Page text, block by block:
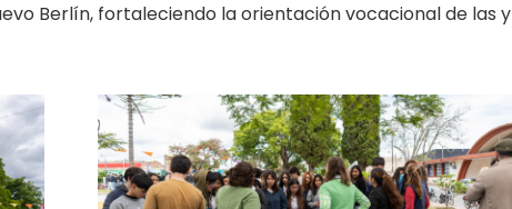
Berlín, fortaleciendo la orientación vocacional de las y